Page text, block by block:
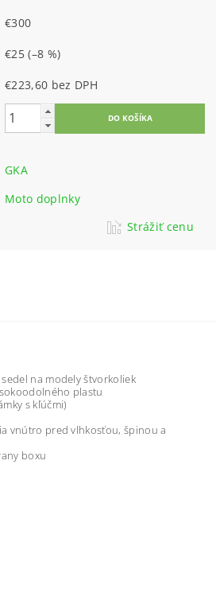
€300
€25(–8 %)
€223,60 bez DPH
GKA
Moto doplnky
Strážiť cenu
na modely štvorkoliek
plastu
s kľúčmi)
vnútro pred vlhkosťou, špinou a
boxu